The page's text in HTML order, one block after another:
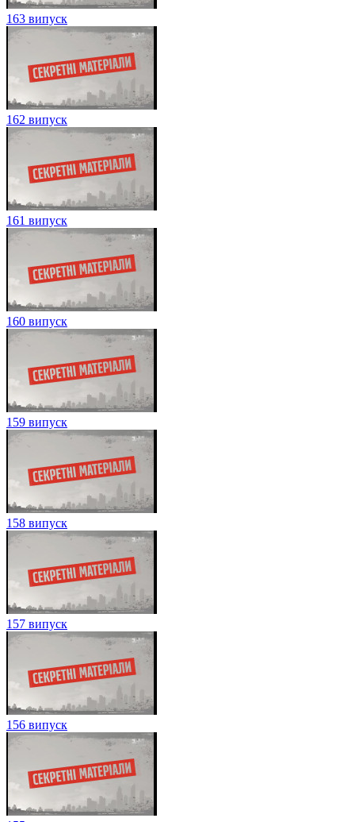
163 випуск
162 випуск
161 випуск
160 випуск
159 випуск
158 випуск
157 випуск
156 випуск